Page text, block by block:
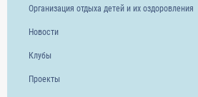
Организация отдыха детей и их оздоровления
Новости
Клубы
Проекты